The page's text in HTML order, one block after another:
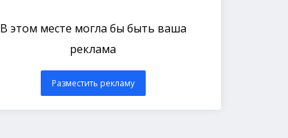
В этом месте могла бы быть ваша
реклама
Разместить рекламу